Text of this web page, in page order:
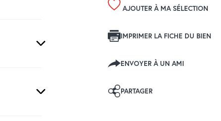
AJOUTER À MA SÉLECTION
IMPRIMER LA FICHE DU BIEN
ENVOYER À UN AMI
PARTAGER